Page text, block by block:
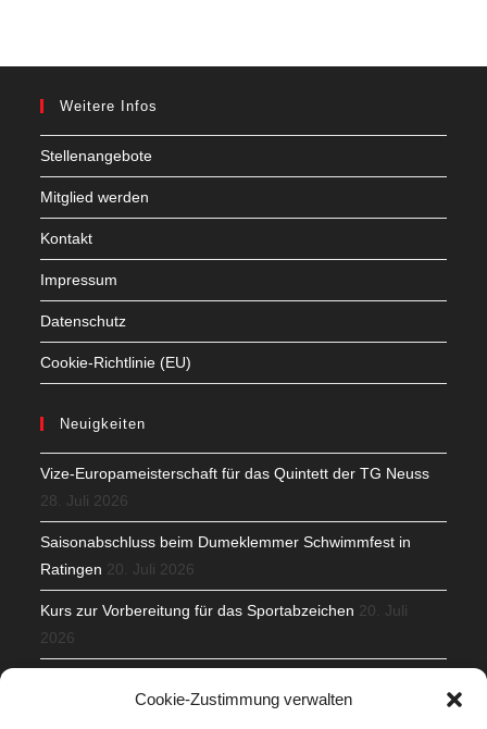
Cookie-Zustimmung verwalten
Weitere Infos
Stellenangebote
Mitglied werden
Kontakt
Impressum
Datenschutz
Cookie-Richtlinie (EU)
Neuigkeiten
Vize-Europameisterschaft für das Quintett der TG Neuss
28. Juli 2026
Saisonabschluss beim Dumeklemmer Schwimmfest in
Ratingen 20. Juli 2026
Kurs zur Vorbereitung für das Sportabzeichen 20. Juli
2026